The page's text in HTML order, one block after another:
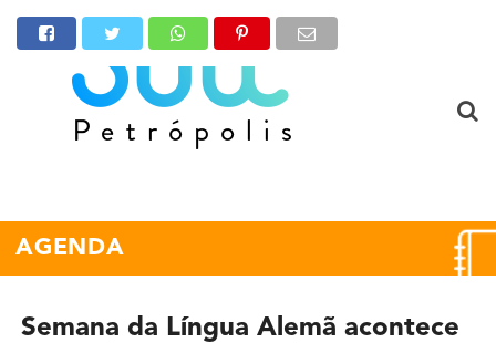
AGENDA
Semana da Língua Alemã acontece